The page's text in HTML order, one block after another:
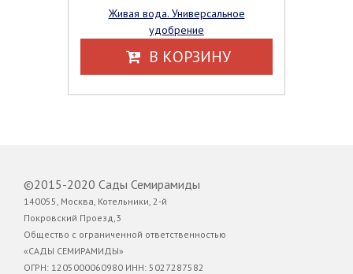
Живая вода. Универсальное
удобрение
В КОРЗИНУ
©2015-2020 Сады Семирамиды
140055, Москва, Котельники, 2-й
Покровский Проезд,3
Общество с ограниченной ответственностью
«САДЫ СЕМИРАМИДЫ»
ОГРН: 1205000060980 ИНН: 5027287582